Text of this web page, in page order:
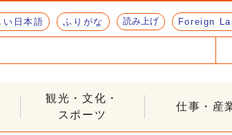
い日本語 ふりがな 読み上げ Foreign
観光・文化・
スポーツ
仕事・産